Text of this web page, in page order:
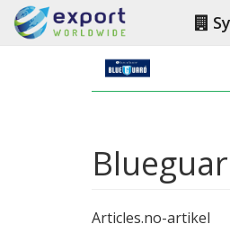
Articles.no-artikel